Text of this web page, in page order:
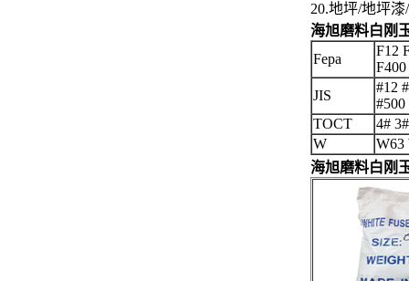
20.地坪/地坪
海旭磨料白刚
Fepa
F12
JIS
#12
#500
TOCT
4#
W
W63
海旭磨料白刚